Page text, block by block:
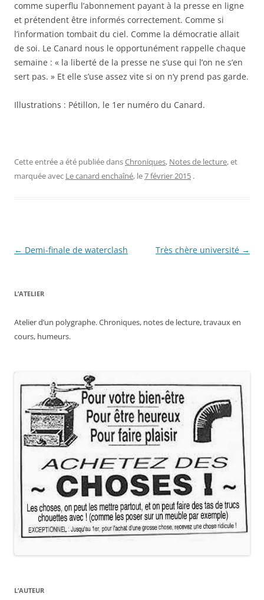
comme superflu l’abonnement payant à la presse en ligne
et prétendent être informés correctement. Comme si
l’information tombait du ciel. Comme la démocratie allait
de soi. Le Canard nous le opportunément rappelle chaque
semaine : « la liberté de la presse ne s’use qui l’on ne s’en
sert pas. » Et elle s’use assez vite si on n’y prend pas garde.
Illustrations : Pétillon, le 1er numéro du Canard.
Cette entrée a été publiée dansChroniques, Notes de lecture, et
marquée avec Le canard enchaîné, le7 février 2015 .
Navigation
← Demi-finale de waterclash Très chère université →
L’ATELIER
Atelier d’un polygraphe. Chroniques, notes de lecture, travaux en
cours, humeurs.
L’AUTEUR